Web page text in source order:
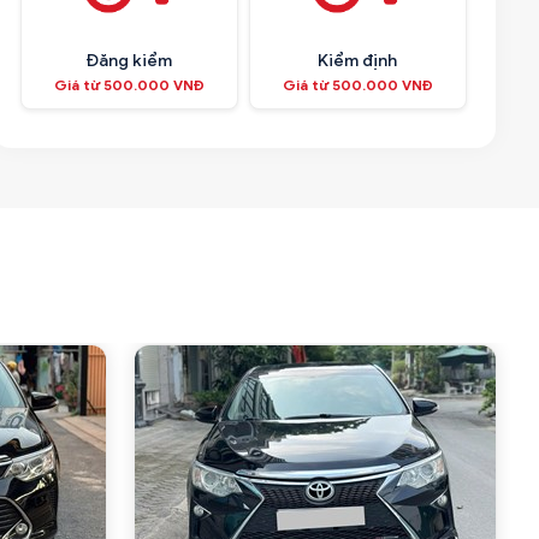
Đăng kiểm
Giá từ 500.000 VNĐ
Kiểm định
Giá từ 500.000 VNĐ